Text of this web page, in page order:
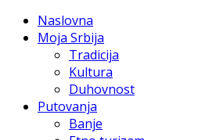
Naslovna
Moja Srbija
Tradicija
Kultura
Duhovnost
Putovanja
Banje